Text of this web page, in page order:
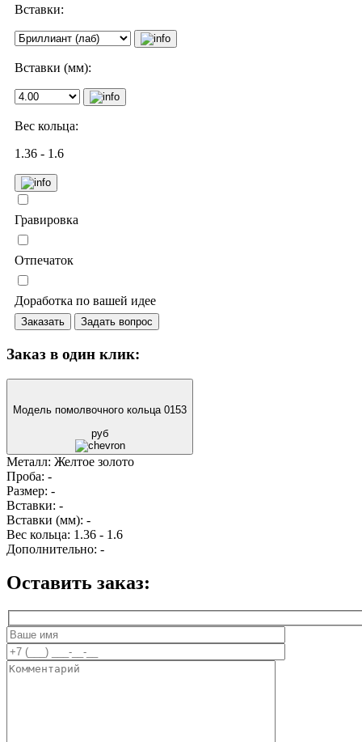
Вставки:
Вставки (мм):
Вес кольца:
1.36 - 1.6
Гравировка
Отпечаток
Доработка по вашей идее
Заказать Задать вопрос
Заказ в один клик:
Модель помолвочного кольца 0153
руб
Металл: Желтое золото
Проба: -
Размер: -
Вставки: -
Вставки (мм): -
Вес кольца: 1.36 - 1.6
Дополнительно: -
Оставить заказ: